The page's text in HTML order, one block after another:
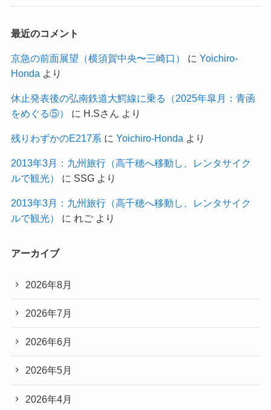
最近のコメント
京急の前面展望（横須賀中央〜三崎口） に Yoichiro-
Honda より
休止発表後の弘南鉄道大鰐線に乗る（2025年皐月：青函
をめぐる⑤）
に H.Sさん より
残りわずかのE217系 に Yoichiro-Honda より
2013年3月：九州旅行（高千穂へ移動し、レンタサイク
ルで観光）
に SSGより
2013年3月：九州旅行（高千穂へ移動し、レンタサイク
ルで観光）
に れごより
アーカイブ
2026年8月
2026年7月
2026年6月
2026年5月
2026年4月